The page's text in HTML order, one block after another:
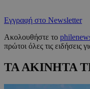
Εγγραφή στο Newsletter
Ακολουθήστε το
πρώτοι όλες τις ειδήσεις
ΤΑ ΑΚΙΝΗΤΑ